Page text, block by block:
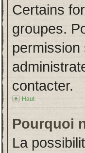
Certains
groupes.
permission
contacter.
Haut
Pourquoi
La